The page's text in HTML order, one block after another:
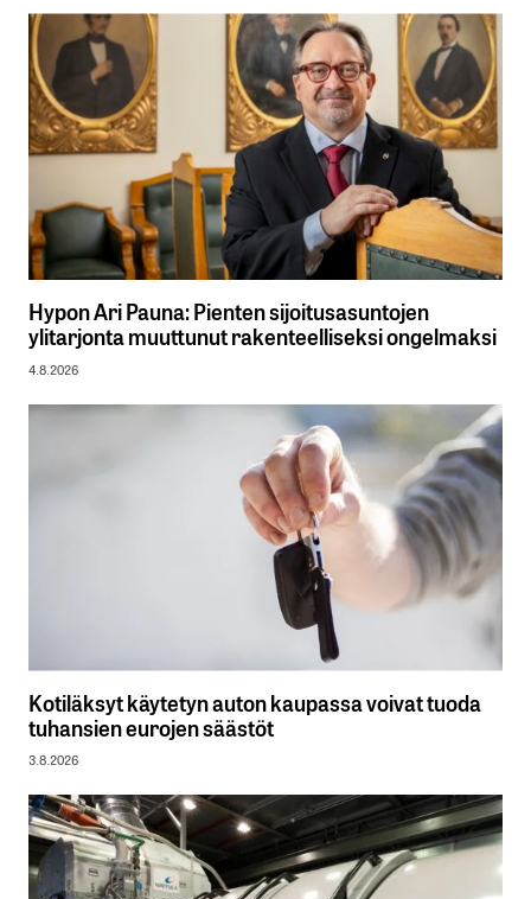
Hypon Ari Pauna: Pienten sijoitusasuntojen
ylitarjonta muuttunut rakenteelliseksi ongelmaksi
4.8.2026
Kotiläksyt käytetyn auton kaupassa voivat tuoda
tuhansien eurojen säästöt
3.8.2026